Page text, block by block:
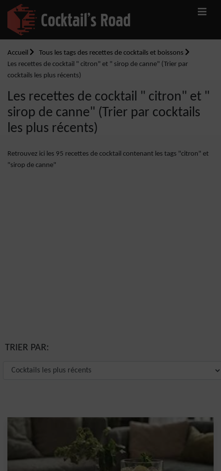
Accueil
Tous les tags des recettes de cocktails et boissons
Les recettes de cocktail " citron" et " sirop de canne" (Trier par
cocktails les plus récents)
Les recettes de cocktail " citron" et "
sirop de canne" (Trier par cocktails
les plus récents)
Retrouvez ici les 95 recettes de cocktail contenant les tags "citron" et
"sirop de canne"
TRIER PAR: